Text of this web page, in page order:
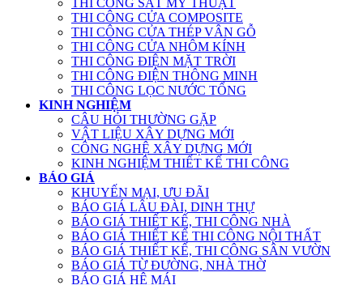
THI CÔNG SẮT MỸ THUẬT
THI CÔNG CỬA COMPOSITE
THI CÔNG CỬA THÉP VÂN GỖ
THI CÔNG CỬA NHÔM KÍNH
THI CÔNG ĐIỆN MẶT TRỜI
THI CÔNG ĐIỆN THÔNG MINH
THI CÔNG LỌC NƯỚC TỔNG
KINH NGHIỆM
CÂU HỎI THƯỜNG GẶP
VẬT LIỆU XÂY DỰNG MỚI
CÔNG NGHỆ XÂY DỰNG MỚI
KINH NGHIỆM THIẾT KẾ THI CÔNG
BÁO GIÁ
KHUYẾN MẠI, ƯU ĐÃI
BÁO GIÁ LÂU ĐÀI, DINH THỰ
BÁO GIÁ THIẾT KẾ, THI CÔNG NHÀ
BÁO GIÁ THIẾT KẾ THI CÔNG NỘI THẤT
BÁO GIÁ THIẾT KẾ, THI CÔNG SÂN VƯỜN
BÁO GIÁ TỪ ĐƯỜNG, NHÀ THỜ
BÁO GIÁ HỆ MÁI